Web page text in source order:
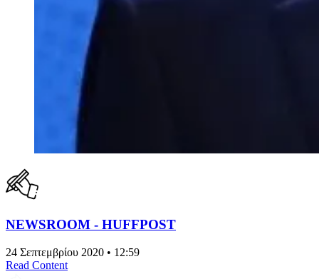
NEWSROOM - HUFFPOST
24 Σεπτεμβρίου 2020 • 12:59
Read Content